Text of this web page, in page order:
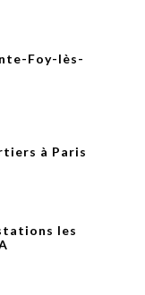
Foy-lès-
à Paris
les